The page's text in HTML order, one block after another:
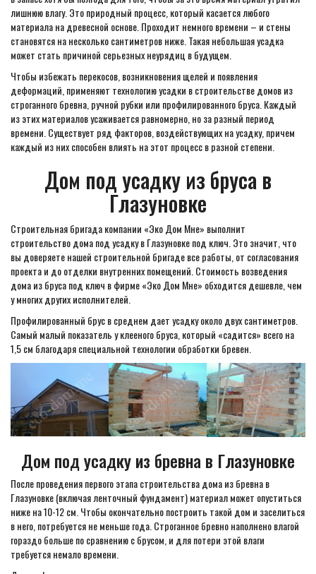
лишнюю влагу. Это природный процесс, который касается любого
материала на древесной основе. Проходит немного времени – и стены
становятся на несколько сантиметров ниже. Такая небольшая усадка
может стать причиной серьезных неурядиц в будущем.
Чтобы избежать перекосов, возникновения щелей и появления
деформаций, применяют технологию усадки в строительстве домов из
строганного бревна, ручной рубки или профилированного бруса. Каждый
из этих материалов усаживается равномерно, но за разный период
времени. Существует ряд факторов, воздействующих на усадку, причем
каждый из них способен влиять на этот процесс в разной степени.
Дом под усадку из бруса в
Глазуновке
Строительная бригада компании «Эко Дом Мне» выполнит
строительство дома под усадку в Глазуновке под ключ. Это значит, что
вы доверяете нашей строительной бригаде все работы, от согласования
проекта и до отделки внутренних помещений. Стоимость возведения
дома из бруса под ключ в фирме «Эко Дом Мне» обходится дешевле, чем
у многих других исполнителей.
Профилированный брус в среднем дает усадку около двух сантиметров.
Самый малый показатель у клееного бруса, который «садится» всего на
1,5 см благодаря специальной технологии обработки бревен.
Дом под усадку из бревна в Глазуновке
После проведения первого этапа строительства дома из бревна в
Глазуновке (включая ленточный фундамент) материал может опуститься
ниже на 10-12 см. Чтобы окончательно построить такой дом и заселиться
в него, потребуется не меньше года. Строганное бревно наполнено влагой
гораздо больше по сравнению с брусом, и для потери этой влаги
требуется немало времени.